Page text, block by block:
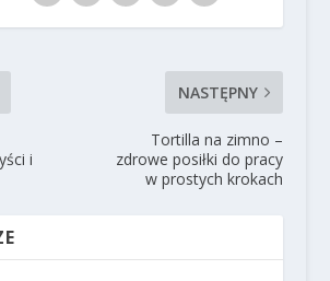
i
NASTĘPNY
Tortilla na zimno –
zdrowe posiłki do pracy
w prostych krokach